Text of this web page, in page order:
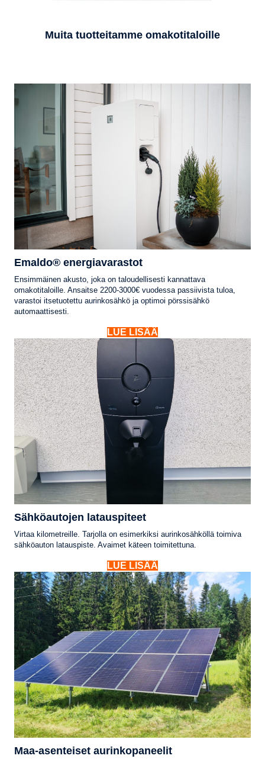
Muita tuotteitamme omakotitaloille
Emaldo® energiavarastot
Ensimmäinen akusto, joka on taloudellisesti kannattava
omakotitaloille. Ansaitse 2200-3000€ vuodessa passiivista tuloa,
varastoi itsetuotettu aurinkosähkö ja optimoi pörssisähkö
automaattisesti.
LUE LISÄÄ
Sähköautojen latauspiteet
Virtaa kilometreille. Tarjolla on esimerkiksi aurinkosähköllä toimiva
sähköauton latauspiste. Avaimet käteen toimitettuna.
LUE LISÄÄ
Maa-asenteiset aurinkopaneelit